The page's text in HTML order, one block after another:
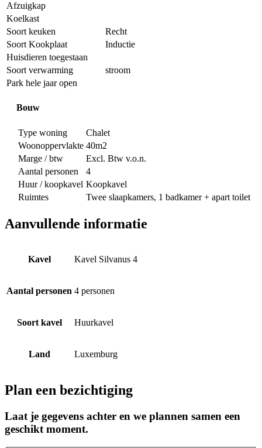
Afzuigkap
Koelkast
Soort keuken
Recht
Soort Kookplaat
Inductie
Huisdieren toegestaan
Soort verwarming
stroom
Park hele jaar open
Bouw
Type woning
Chalet
Woonoppervlakte 40m2
Marge / btw
Excl. Btw v.o.n.
Aantal personen
4
Huur / koopkavel Koopkavel
Ruimtes
Twee slaapkamers, 1 badkamer + apart toilet
Aanvullende informatie
Kavel Kavel Silvanus 4
Aantal personen 4 personen
Soort kavel Huurkavel
Land Luxemburg
Plan een bezichtiging
Laat je gegevens achter en we plannen samen een
geschikt moment.